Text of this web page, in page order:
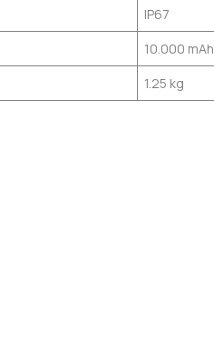
IP67
10.000 mAh
1.25 kg